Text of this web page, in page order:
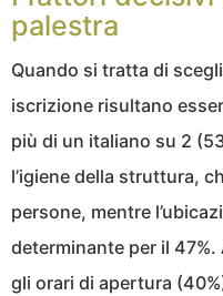
palestra
Quando si tratta di
iscrizione risultano
più di un italiano su 2
l’igiene della struttura,
persone, mentre
determinante per il
gli orari di apertura